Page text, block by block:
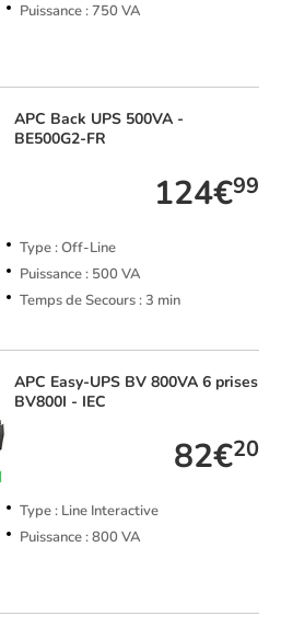
Puissance : 750 VA
APC Back UPS 500VA -
BE500G2-FR
124€99
Type : Off-Line
Puissance : 500 VA
Temps de Secours : 3 min
APC Easy-UPS BV 800VA 6 prises
BV800I - IEC
82€20
Type : Line Interactive
Puissance : 800 VA